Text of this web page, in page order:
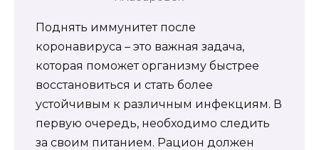
Поднять иммунитет после
коронавируса – это важная задача,
которая поможет организму быстрее
восстановиться и стать более
устойчивым к различным инфекциям. В
первую очередь, необходимо следить
за своим питанием. Рацион должен